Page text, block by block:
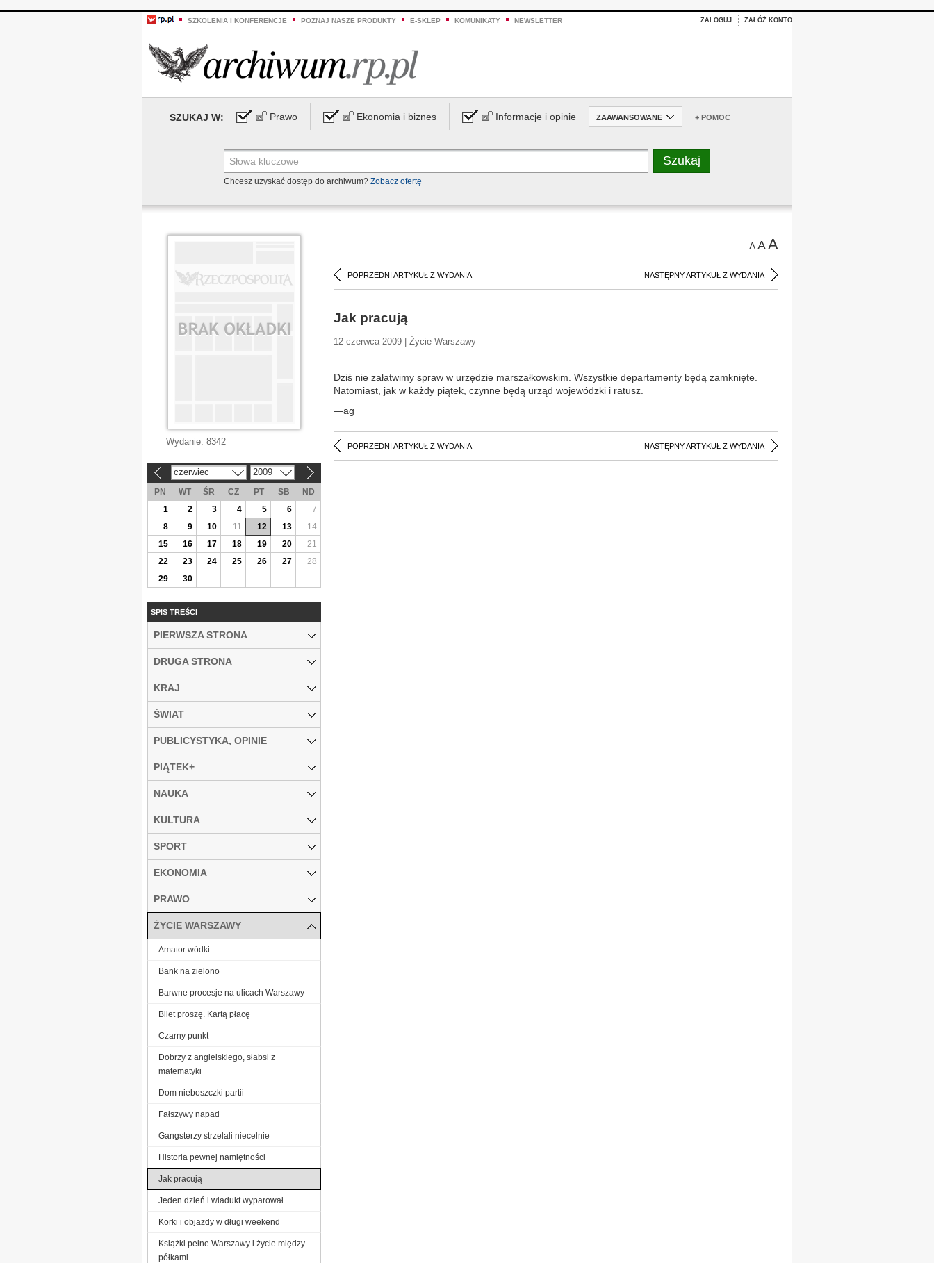
SZKOLENIA I KONFERENCJE POZNAJ NASZE PRODUKTY E-SKLEP KOMUNIKATY NEWSLETTER ZALOGUJ ZAŁÓŻ KONTO
SZUKAJ W: Prawo Ekonomia i biznes Informacje i opinie ZAAWANSOWANE + POMOC
Chcesz uzyskać dostęp do archiwum? Zobacz ofertę
AAA
POPRZEDNI ARTYKUŁ Z WYDANIA NASTĘPNY ARTYKUŁ Z WYDANIA
Jak pracują
12 czerwca 2009 | Życie Warszawy
Dziś nie załatwimy spraw w urzędzie marszałkowskim. Wszystkie departamenty będą zamknięte.
Natomiast, jak w każdy piątek, czynne będą urząd wojewódzki i ratusz.
—ag
POPRZEDNI ARTYKUŁ Z WYDANIA NASTĘPNY ARTYKUŁ Z WYDANIA
Wydanie: 8342
czerwiec 2009
PN WT ŚR CZ PT SB
ND
1
2 3 4 5 6
7
8
9 10 11 12 13
14
15
16 17 18 19 20
21
22
23 24 25 26 27
28
29
30
SPIS TREŚCI
PIERWSZA STRONA
DRUGA STRONA
KRAJ
ŚWIAT
PUBLICYSTYKA, OPINIE
PIĄTEK+
NAUKA
KULTURA
SPORT
EKONOMIA
PRAWO
ŻYCIE WARSZAWY
Amator wódki
Bank na zielono
Barwne procesje na ulicach Warszawy
Bilet proszę. Kartą płacę
Czarny punkt
Dobrzy z angielskiego, słabsi z
matematyki
Dom nieboszczki partii
Fałszywy napad
Gangsterzy strzelali niecelnie
Historia pewnej namiętności
Jak pracują
Jeden dzień i wiadukt wyparował
Korki i objazdy w długi weekend
Książki pełne Warszawy i życie między
półkami